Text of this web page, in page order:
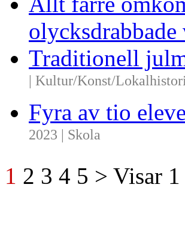
olycksdrabbade
Traditionell
| Kultur/Konst/
Fyra av tio
2023 | Skola
1 2 3 4 5 > Visar